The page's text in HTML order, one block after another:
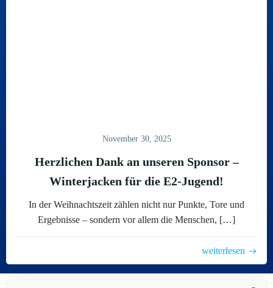
November 30, 2025
Herzlichen Dank an unseren Sponsor –
Winterjacken für die E2-Jugend!
In der Weihnachtszeit zählen nicht nur Punkte, Tore und
Ergebnisse – sondern vor allem die Menschen, […]
weiterlesen